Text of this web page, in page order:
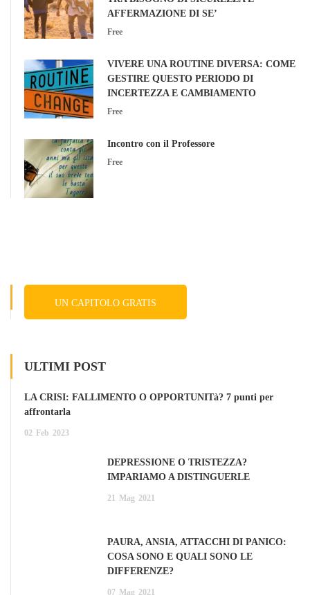
AFFERMAZIONE DI SE’
Free
VIVERE UNA ROUTINE DIVERSA: COME
GESTIRE QUESTO PERIODO DI
INCERTEZZA E CAMBIAMENTO
Free
Incontro con il Professore
Free
UN CAPITOLO GRATIS
ULTIMI POST
LA CRISI: FALLIMENTO O OPPORTUNITà? 7 punti per
affrontarla
02 Feb 2023
DEPRESSIONE O TRISTEZZA?
IMPARIAMO A DISTINGUERLE
21 Mag 2021
PAURA, ANSIA, ATTACCHI DI PANICO:
COSA SONO E QUALI SONO LE
DIFFERENZE?
07 Mag 2021